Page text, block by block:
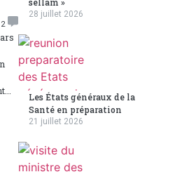
28 juillet 2026
Les États généraux de la
Santé en préparation
21 juillet 2026